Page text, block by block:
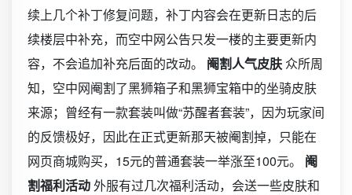
续上几个补丁修复问题，补丁内容会在更新日志的后
续楼层中补充，而空中网公告只发一楼的主要更新内
容，不会追加补充后面的改动。 阉割人气皮肤 众所周
知，空中网阉割了黑狮箱子和黑狮宝箱中的坐骑皮肤
来源；曾经有一款套装叫做“苏醒者套装”，因为玩家间
的反馈极好，因此在正式更新那天被阉割掉，只能在
网页商城购买，15元的普通套装一举涨至100元。 阉
割福利活动外服有过几次福利活动，会送一些皮肤和